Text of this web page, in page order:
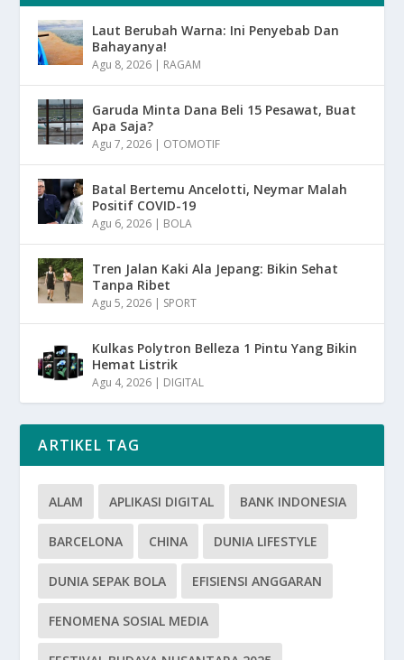
Laut Berubah Warna: Ini Penyebab Dan
Bahayanya!
Agu 8, 2026 | RAGAM
Garuda Minta Dana Beli 15 Pesawat, Buat
Apa Saja?
Agu 7, 2026 | OTOMOTIF
Batal Bertemu Ancelotti, Neymar Malah
Positif COVID-19
Agu 6, 2026 | BOLA
Tren Jalan Kaki Ala Jepang: Bikin Sehat
Tanpa Ribet
Agu 5, 2026 | SPORT
Kulkas Polytron Belleza 1 Pintu Yang Bikin
Hemat Listrik
Agu 4, 2026 | DIGITAL
ARTIKEL TAG
ALAM APLIKASI DIGITAL BANK INDONESIA
BARCELONA CHINA DUNIA LIFESTYLE
DUNIA SEPAK BOLA EFISIENSI ANGGARAN
FENOMENA SOSIAL MEDIA